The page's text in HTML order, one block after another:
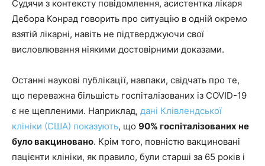
Судячи з контексту повідомлення, асистентка лікаря
Дебора Конрад говорить про ситуацію в одній окремо
взятій лікарні, навіть не підтверджуючи свої
висловлювання ніякими достовірними доказами.
Останні наукові публікації, навпаки, свідчать про те,
що переважна більшість госпіталізованих із COVID-19
є не щепленими. Наприклад, дані Клівлендської
клініки (США) показують, що 90% госпіталізованих не
було вакциновано. Крім того, повністю вакциновані
пацієнти клініки, як правило, були старші за 65 років і